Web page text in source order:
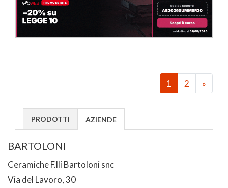
1 2 »
PRODOTTI AZIENDE
BARTOLONI
Ceramiche F.lli Bartoloni snc
Via del Lavoro, 30